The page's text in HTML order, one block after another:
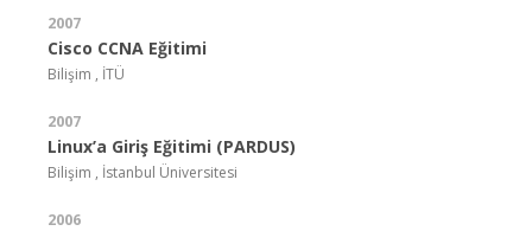
2007
Cisco CCNA Eğitimi
Bilişim , İTÜ
2007
Linux’a Giriş Eğitimi (PARDUS)
Bilişim , İstanbul Üniversitesi
2006